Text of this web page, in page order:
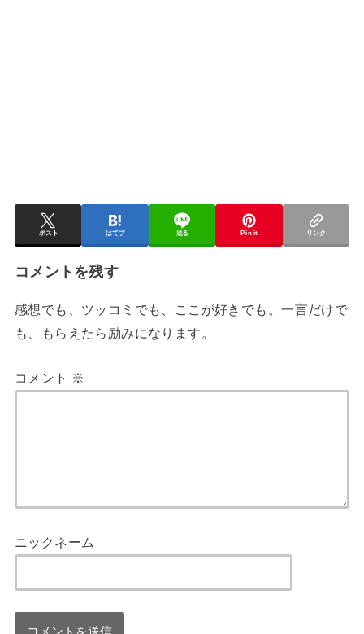
ポスト はてブ 送る Pin it リンク
コメントを残す
感想でも、ツッコミでも、ここが好きでも。一言だけで
も、もらえたら励みになります。
コメント ※
ニックネーム